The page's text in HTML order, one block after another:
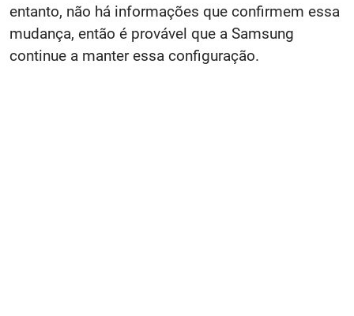
entanto, não há informações que confirmem essa
mudança, então é provável que a Samsung
continue a manter essa configuração.